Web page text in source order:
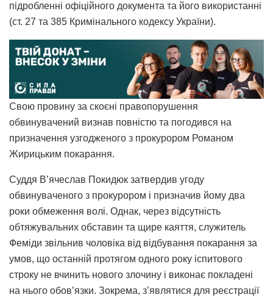
підробленні офіційного документа та його використанні
(ст. 27 та 385 Кримінального кодексу України).
Свою провину за скоєні правопорушення
обвинувачений визнав повністю та погодився на
призначення узгодженого з прокурором Романом
Жирицьким покарання.
Суддя В’ячеслав Покидюк затвердив угоду
обвинуваченого з прокурором і призначив йому два
роки обмеження волі. Однак, через відсутність
обтяжувальних обставин та щире каяття, служитель
Феміди звільнив чоловіка від відбування покарання за
умов, що останній протягом одного року іспитового
строку не вчинить нового злочину і виконає покладені
на нього обов’язки. Зокрема, з’являтися для реєстрації